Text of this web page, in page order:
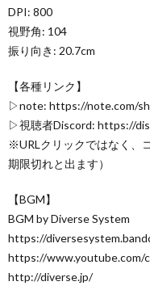
DPI: 800
視野角: 104
振り向き: 20.7cm
【各種リンク】
▷note: https://note.com/
▷視聴者Discord: https://
※URLクリックではなく、
期限切れと出ます）
【BGM】
BGM by Diverse System
https://
https://www.youtube.com/
http://diverse.jp/